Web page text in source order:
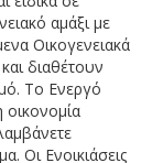
αμάξι με
Οικογενειακά
διαθέτουν
Το Ενεργό
Οι Ενοικιάσεις